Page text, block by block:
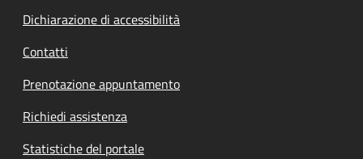
Dichiarazione di accessibilità
Contatti
Prenotazione appuntamento
Richiedi assistenza
Statistiche del portale